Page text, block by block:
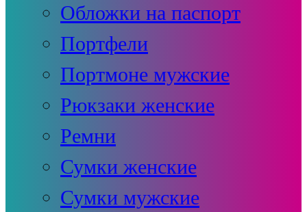
Обложки на паспорт
Портфели
Портмоне мужские
Рюкзаки женские
Ремни
Сумки женские
Сумки мужские